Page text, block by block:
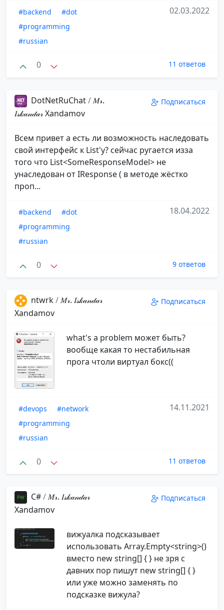
#backend
#dot
#programming
#russian
02.03.2022
0 11 ответов
DotNetRuChat/𝑀𝓇.
𝐼𝓈𝓀𝒶𝓃𝒹𝒶𝓇️ ️Xandamov
Подписаться
Всем привет а есть ли возможность наследовать
свой интерфейс к List'y? сейчас ругается изза
того что List<SomeResponseModel> не
унаследован от IResponse ( в методе жёстко
проп...
#backend
#dot
#programming
#russian
18.04.2022
0 9 ответов
ntwrk/𝑀𝓇. 𝐼𝓈𝓀𝒶𝓃𝒹𝒶𝓇️
️Xandamov
Подписаться
what's a problem может быть?
вообще какая то нестабильная
прога чтоли виртуал бокс((
#devops
#network
#programming
#russian
14.11.2021
0 11 ответов
С#/𝑀𝓇. 𝐼𝓈𝓀𝒶𝓃𝒹𝒶𝓇️
️Xandamov
Подписаться
вижуалка подсказывает
использовать Array.Empty<string>()
вместо new string[] { } не зря с
давних пор пишут new string[] { }
или уже можно заменять по
подсказке вижула?